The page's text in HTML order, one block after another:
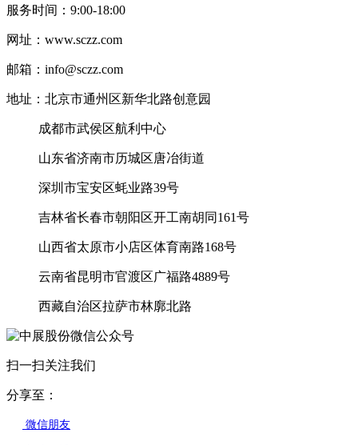
服务时间：9:00-18:00
网址：www.sczz.com
邮箱：info@sczz.com
地址：北京市通州区新华北路创意园
成都市武侯区航利中心
山东省济南市历城区唐冶街道
深圳市宝安区蚝业路39号
吉林省长春市朝阳区开工南胡同161号
山西省太原市小店区体育南路168号
云南省昆明市官渡区广福路4889号
西藏自治区拉萨市林廓北路
扫一扫关注我们
分享至：
微信朋友